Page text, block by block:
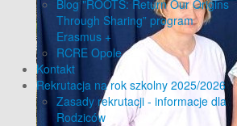
Blog "ROOTS: Return Our Origins
Through Sharing” program
Erasmus +
RCRE Opole
Kontakt
Rekrutacja na rok szkolny 2025/2026
Zasady rekrutacji - informacje dla
Rodziców